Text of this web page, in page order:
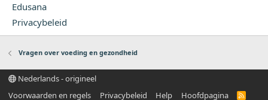
Edusana
Privacybeleid
Vragen over voeding en gezondheid
Nederlands - origineel
Voorwaarden en regels
Privacybeleid Help Hoofdpagina
R